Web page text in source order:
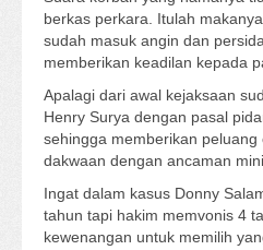
berkas perkara. Itulah
sudah masuk angin dan
memberikan keadilan kepada
Apalagi dari awal kejaksaan
Henry Surya dengan pasal
sehingga memberikan peluang
dakwaan dengan ancaman
Ingat dalam kasus Donny
tahun tapi hakim memvonis 4
kewenangan untuk memilih